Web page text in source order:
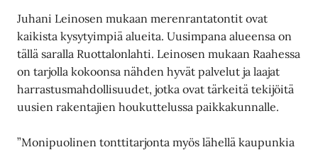
Juhani Leinosen mukaan merenrantatontit ovat
kaikista kysytyimpiä alueita. Uusimpana alueensa on
tällä saralla Ruottalonlahti. Leinosen mukaan Raahessa
on tarjolla kokoonsa nähden hyvät palvelut ja laajat
harrastusmahdollisuudet, jotka ovat tärkeitä tekijöitä
uusien rakentajien houkuttelussa paikkakunnalle.
”Monipuolinen tonttitarjonta myös lähellä kaupunkia